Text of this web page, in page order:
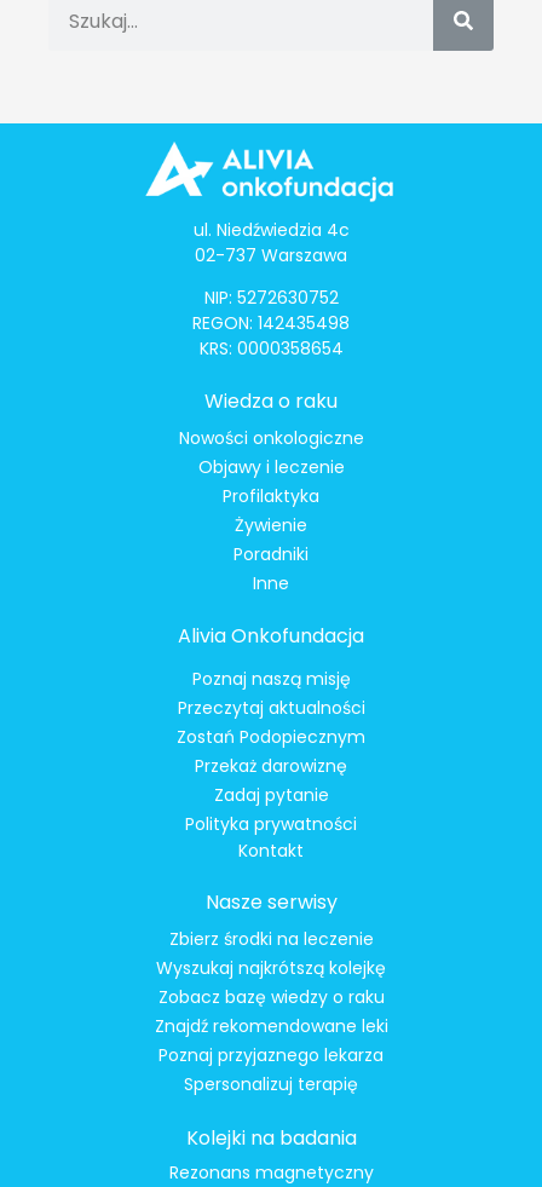
ul. Niedźwiedzia 4c
02-737 Warszawa
NIP: 5272630752
REGON: 142435498
KRS: 0000358654
Wiedza o raku
Nowości onkologiczne
Objawy i leczenie
Profilaktyka
Żywienie
Poradniki
Inne
Alivia Onkofundacja
Poznaj naszą misję
Przeczytaj aktualności
Zostań Podopiecznym
Przekaż darowiznę
Zadaj pytanie
Polityka prywatności
Kontakt
Nasze serwisy
Zbierz środki na leczenie
Wyszukaj najkrótszą kolejkę
Zobacz bazę wiedzy o raku
Znajdź rekomendowane leki
Poznaj przyjaznego lekarza
Spersonalizuj terapię
Kolejki na badania
Rezonans magnetyczny